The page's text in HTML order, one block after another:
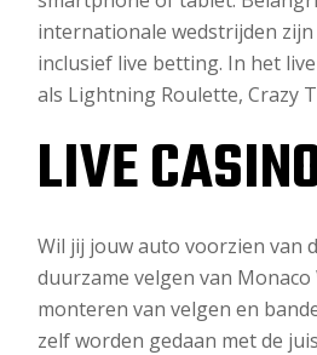
internationale wedstrijden
inclusief live betting. In het
als Lightning Roulette, Crazy
LIVE
Wil jij jouw auto voorzien van
duurzame velgen van Monaco
monteren van velgen en
zelf worden gedaan met de